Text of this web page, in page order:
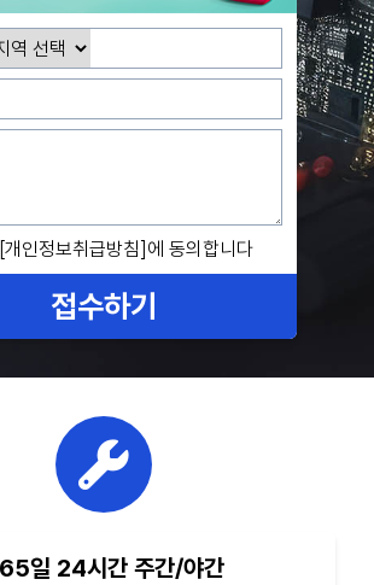
[개인정보취급방침] 에 동의합니다
접수하기
일 24시간 주간/야간